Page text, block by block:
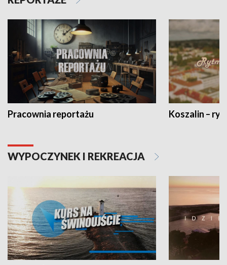
Pracownia reportażu Koszalin –
WYPOCZYNEK I REKREACJA